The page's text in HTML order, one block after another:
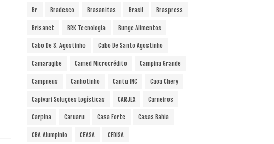
Br Bradesco Brasanitas Brasil Braspress
Brisanet BRK Tecnologia Bunge Alimentos
Cabo De S. Agostinho Cabo De Santo Agostinho
Camaragibe Camed Microcrédito Campina Grande
Campneus Canhotinho Cantu INC Caoa Chery
Capivari Soluções Logísticas CARJEX Carneiros
Carpina Caruaru Casa Forte Casas Bahia
CBA Alumpinio CEASA CEDISA